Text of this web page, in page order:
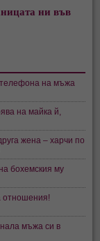
ни във
на мъжа
на майка й,
жена – харчи по
бохемския му
отношения!
мъжа си в